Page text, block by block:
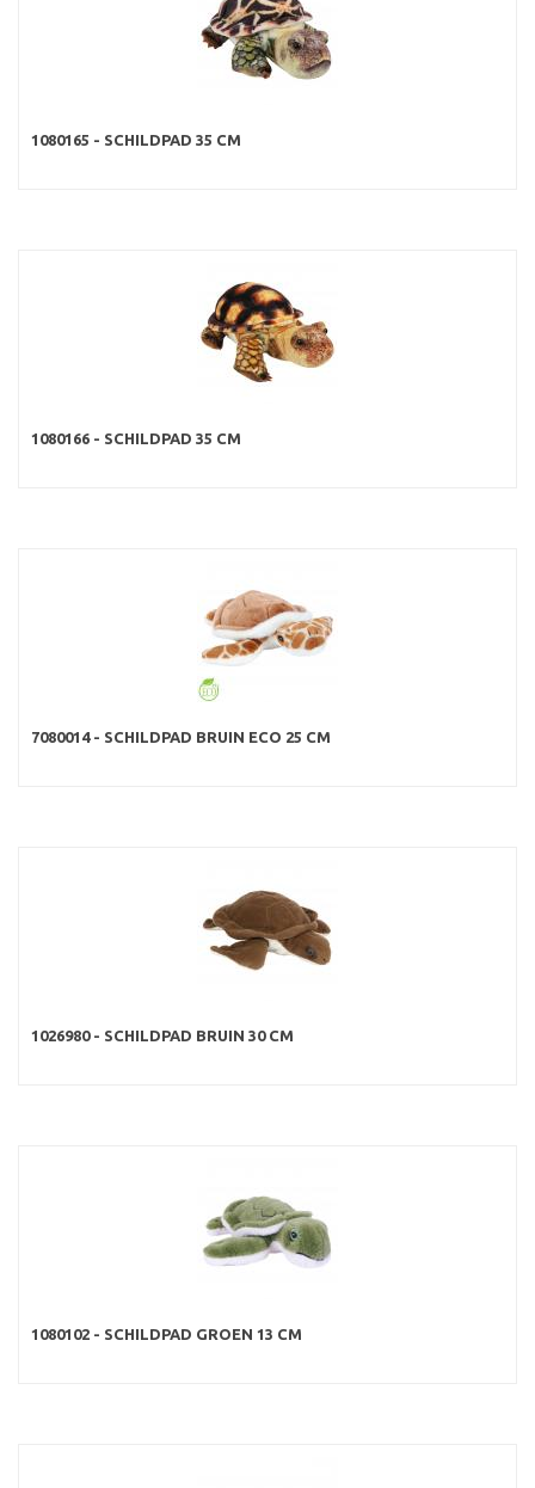
1080165 - SCHILDPAD 35 CM
1080166 - SCHILDPAD 35 CM
7080014 - SCHILDPAD BRUIN ECO 25 CM
1026980 - SCHILDPAD BRUIN 30 CM
1080102 - SCHILDPAD GROEN 13 CM